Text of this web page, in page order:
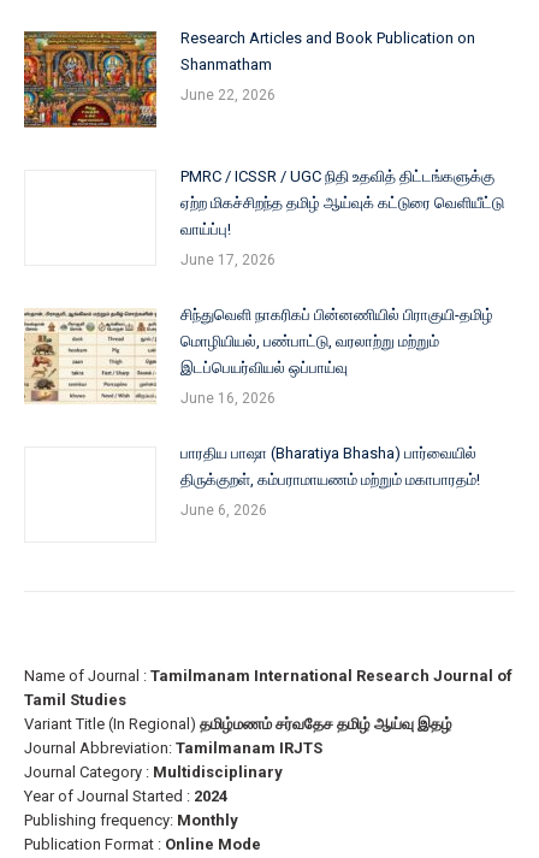
Research Articles and Book Publication on
Shanmatham
June 22, 2026
PMRC / ICSSR / UGC நிதி உதவித் திட்டங்களுக்கு
ஏற்ற மிகச்சிறந்த தமிழ் ஆய்வுக் கட்டுரை வெளியீட்டு
வாய்ப்பு!
June 17, 2026
சிந்துவெளி நாகரிகப் பின்னணியில் பிராகுயி-தமிழ்
மொழியியல், பண்பாட்டு, வரலாற்று மற்றும்
இடப்பெயர்வியல் ஒப்பாய்வு
June 16, 2026
பாரதிய பாஷா (Bharatiya Bhasha) பார்வையில்
திருக்குறள், கம்பராமாயணம் மற்றும் மகாபாரதம்!
June 6, 2026
Name of Journal : Tamilmanam International Research Journal of
Tamil Studies
Variant Title (In Regional) தமிழ்மணம் சர்வதேச தமிழ் ஆய்வு இதழ்
Journal Abbreviation: Tamilmanam IRJTS
Journal Category : Multidisciplinary
Year of Journal Started : 2024
Publishing frequency: Monthly
Publication Format : Online Mode